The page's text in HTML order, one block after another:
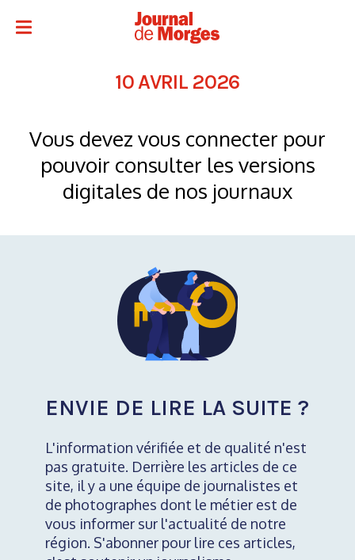
10 AVRIL 2026
Vous devez vous connecter pour
pouvoir consulter les versions
digitales de nos journaux
ENVIE DE LIRE LA SUITE ?
L'information vérifiée et de qualité n'est
pas gratuite. Derrière les articles de ce
site, il y a une équipe de journalistes et
de photographes dont le métier est de
vous informer sur l'actualité de notre
région. S'abonner pour lire ces articles,